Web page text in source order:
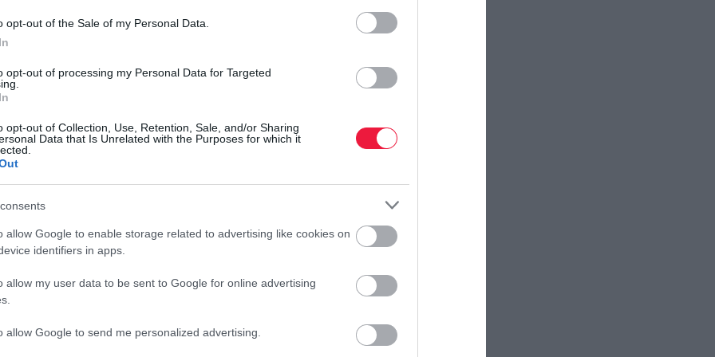
opt-out of the Sale of my Personal Data.
opt-out of processing my Personal Data for Targeted
opt-out of Collection, Use, Retention, Sale, and/or Sharing
Data that Is Unrelated with the Purposes for which it
allow Google to enable storage related to advertising like cookies on
identifiers in apps.
allow my user data to be sent to Google for online advertising
allow Google to send me personalized advertising.
honlapján
vagy rákkeltő növényfajokat tartalmazza.
gyakran érkeznek lakossági megkeresések vagy
hanem – ahol megbízható információ rendelkezésre
azok könnyebben beazonosíthatók. Emellett részletes
például lenyelés, pollen belélegzése vagy bőrrel való